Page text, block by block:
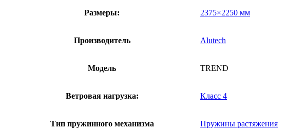
Размеры: 2375×2250 мм
Производитель Alutech
Модель TREND
Ветровая нагрузка: Класс 4
Тип пружинного механизма Пружины растяжения